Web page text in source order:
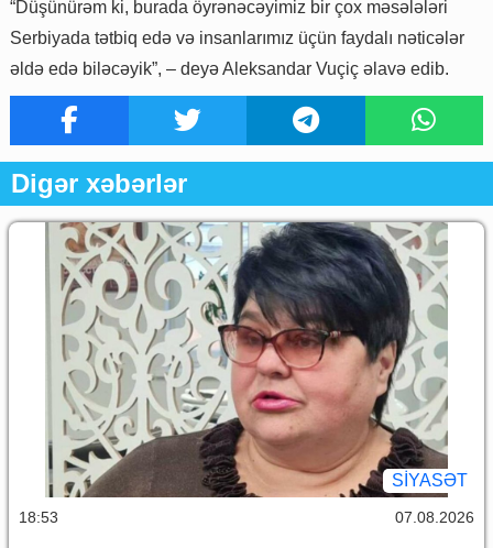
“Düşünürəm ki, burada öyrənəcəyimiz bir çox məsələləri
Serbiyada tətbiq edə və insanlarımız üçün faydalı nəticələr
əldə edə biləcəyik”, – deyə Aleksandar Vuçiç əlavə edib.
Digər xəbərlər
SİYASƏT
18:53 07.08.2026